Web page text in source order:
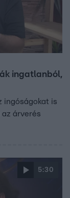
ingatlanból,
ingóságokat is
árverés
5:30